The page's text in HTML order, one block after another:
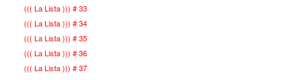
((( La Lista ))) # 33
((( La Lista ))) # 34
((( La Lista ))) # 35
((( La Lista ))) # 36
((( La Lista ))) # 37